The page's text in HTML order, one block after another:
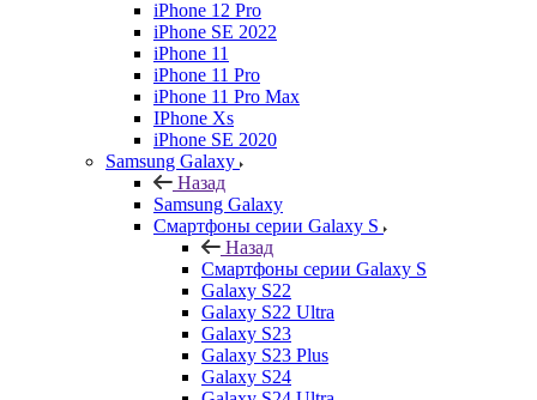
iPhone 12 Pro
iPhone SE 2022
iPhone 11
iPhone 11 Pro
iPhone 11 Pro Max
IPhone Xs
iPhone SE 2020
Samsung Galaxy
Назад
Samsung Galaxy
Смартфоны серии Galaxy S
Назад
Смартфоны серии Galaxy S
Galaxy S22
Galaxy S22 Ultra
Galaxy S23
Galaxy S23 Plus
Galaxy S24